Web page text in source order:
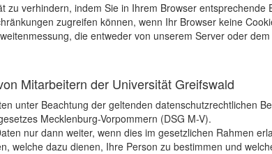
verhindern, indem Sie in Ihrem Browser entsprechende
zugreifen können, wenn Ihr Browser keine
die entweder von unserem Server oder
Mitarbeitern der Universität Greifswald
unter Beachtung der geltenden datenschutzrechtlichen
Mecklenburg-Vorpommern (DSG M-V).
nur dann weiter, wenn dies im gesetzlichen Rahmen
welche dazu dienen, Ihre Person zu bestimmen und